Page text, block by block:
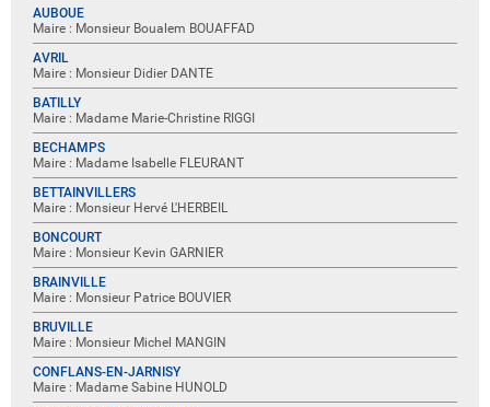
AUBOUE
Maire : Monsieur Boualem BOUAFFAD
AVRIL
Maire : Monsieur Didier DANTE
BATILLY
Maire : Madame Marie-Christine RIGGI
BECHAMPS
Maire : Madame Isabelle FLEURANT
BETTAINVILLERS
Maire : Monsieur Hervé L'HERBEIL
BONCOURT
Maire : Monsieur Kevin GARNIER
BRAINVILLE
Maire : Monsieur Patrice BOUVIER
BRUVILLE
Maire : Monsieur Michel MANGIN
CONFLANS-EN-JARNISY
Maire : Madame Sabine HUNOLD